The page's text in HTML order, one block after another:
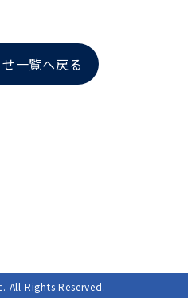
一覧へ戻る
All Rights Reserved.